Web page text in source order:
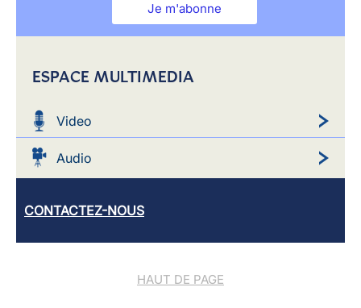
Je m'abonne
ESPACE MULTIMEDIA
Video
Audio
CONTACTEZ-NOUS
HAUT DE PAGE